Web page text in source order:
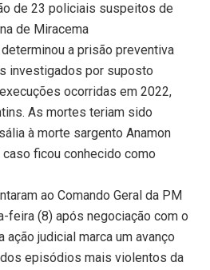
de 23 policiais suspeitos de
de Miracema
a prisão preventiva
investigados por suposto
ocorridas em 2022,
As mortes teriam sido
à morte sargento Anamon
ficou conhecido como
ao Comando Geral da PM
feira (8) após negociação com o
judicial marca um avanço
episódios mais violentos da